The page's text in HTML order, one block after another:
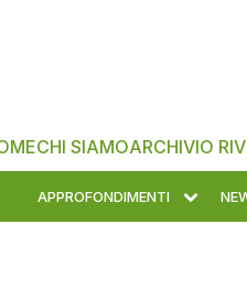
CHI SIAMOARCHIVIO
APPROFONDIMENTI